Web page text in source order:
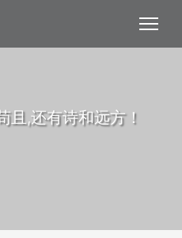
且,还有诗和远方！